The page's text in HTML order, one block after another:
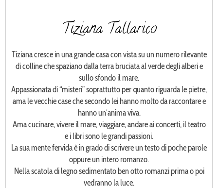
Tiziana Tallarico
Tiziana cresce in una grande casa con vista su un numero rilevante
di colline che spaziano dalla terra bruciata al verde degli alberi e
sullo sfondo il mare.
Appassionata di “misteri” soprattutto per quanto riguarda le pietre,
ama le vecchie case che secondo lei hanno molto da raccontare e
hanno un’anima viva.
Ama cucinare, vivere il mare, viaggiare, andare ai concerti, il teatro
e i libri sono le grandi passioni.
La sua mente fervida è in grado di scrivere un testo di poche parole
oppure un intero romanzo.
Nella scatola di legno sedimentato ben otto romanzi prima o poi
vedranno la luce.